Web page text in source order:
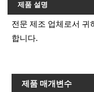
제품 설명
전문 제조 업체로서 귀
합니다.
제품 매개변수